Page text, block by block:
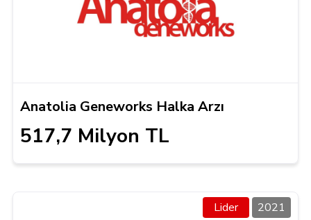
Anatolia Geneworks Halka Arzı
517,7 Milyon TL
Lider 2021